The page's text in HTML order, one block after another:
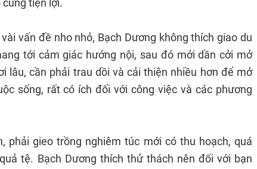
tiện lợi.
vấn đề nho nhỏ, Bạch Dương không thích giao du
tới cảm giác hướng nội, sau đó mới dần cởi mở
lâu, cần phải trau dồi và cải thiện nhiều hơn để mở
sống, rất có ích đối với công việc và các phương
phải gieo trồng nghiêm túc mới có thu hoạch, quá
tệ. Bạch Dương thích thử thách nên đối với bạn